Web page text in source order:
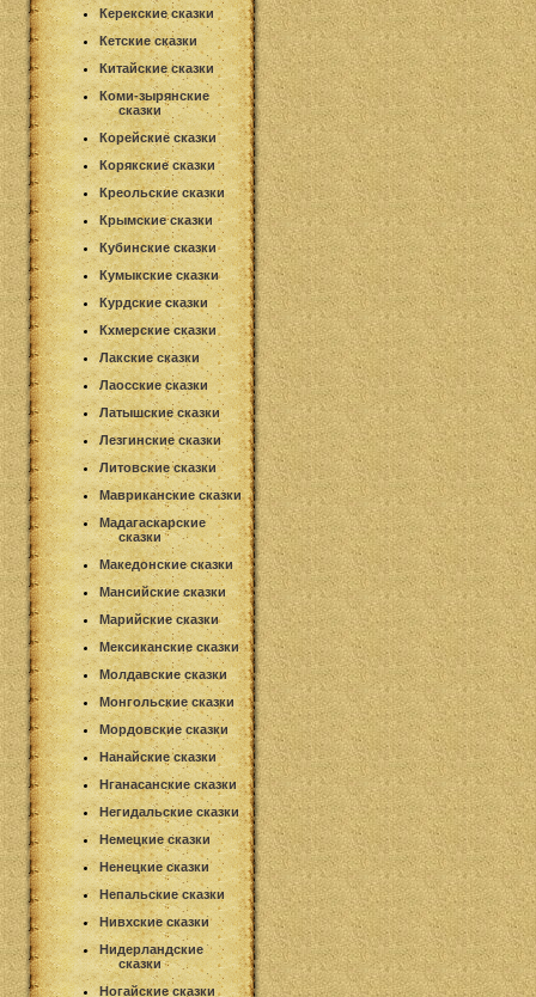
Керекские сказки
Кетские сказки
Китайские сказки
Коми-зырянские
сказки
Корейские сказки
Корякские сказки
Креольские сказки
Крымские сказки
Кубинские сказки
Кумыкские сказки
Курдские сказки
Кхмерские сказки
Лакские сказки
Лаосские сказки
Латышские сказки
Лезгинские сказки
Литовские сказки
Мавриканские сказки
Мадагаскарские
сказки
Македонские сказки
Мансийские сказки
Марийские сказки
Мексиканские сказки
Молдавские сказки
Монгольские сказки
Мордовские сказки
Нанайские сказки
Нганасанские сказки
Негидальские сказки
Немецкие сказки
Ненецкие сказки
Непальские сказки
Нивхские сказки
Нидерландские
сказки
Ногайские сказки